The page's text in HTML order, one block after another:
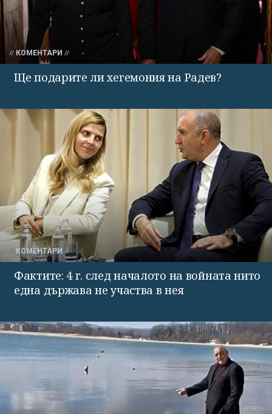
КОМЕНТАРИ
Ще подарите ли хегемония на Радев?
КОМЕНТАРИ
Фактите: 4 г. след началото на войната нито
една държава не участва в нея